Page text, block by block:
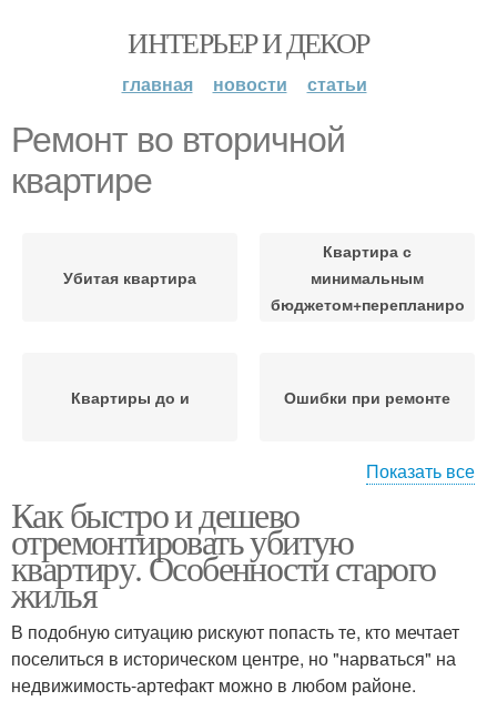
ИНТЕРЬЕР И ДЕКОР
главная новости статьи
Ремонт во вторичной
квартире
Убитая квартира
Квартира с
минимальным
бюджетом+перепланировка
Квартиры до и Ошибки при ремонте
Материалы для
ремонта
Квартиры в
новостройке
Подходы к ремонту
Показать все
Как быстро и дешево
отремонтировать убитую
квартиру. Особенности старого
жилья
В подобную ситуацию рискуют попасть те, кто мечтает
поселиться в историческом центре, но "нарваться" на
недвижимость-артефакт можно в любом районе.